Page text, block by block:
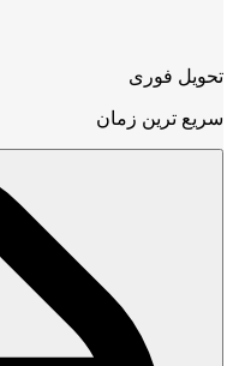
تحویل فوری
سریع ترین زمان